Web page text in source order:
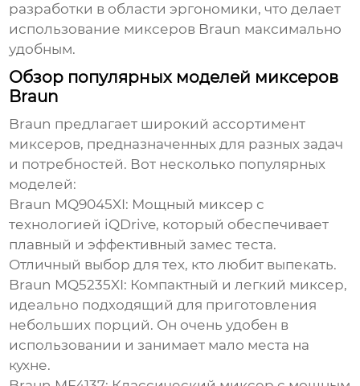
разработки в области эргономики, что делает
использование миксеров Braun максимально
удобным.
Обзор популярных моделей миксеров
Braun
Braun предлагает широкий ассортимент
миксеров, предназначенных для разных задач
и потребностей. Вот несколько популярных
моделей:
Braun MQ9045XI: Мощный миксер с
технологией iQDrive, который обеспечивает
плавный и эффективный замес теста.
Отличный выбор для тех, кто любит выпекать.
Braun MQ5235XI: Компактный и легкий миксер,
идеально подходящий для приготовления
небольших порций. Он очень удобен в
использовании и занимает мало места на
кухне.